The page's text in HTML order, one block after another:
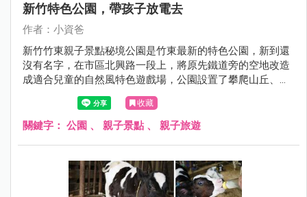
新竹特色公園，帶孩子放電去
作者：小資爸
新竹竹東親子景點秘境公園是竹東最新的特色公園，新到還
沒有名字，在市區北興路一段上，將原先鐵道旁的空地改造
成適合兒童的自然風特色遊戲場，公園設置了攀爬山丘、水
管涵洞山丘、木質跳樁、蝴蝶形攀爬架、闖關遊戲組、滾輪
溜滑梯、旋轉杯、鳥巢鞦韆跟圓盤鞦韆等設施，孩子們可以
在公園裡光著腳自由奔跑，爬上山丘再滑下來，讓閒置的空
收藏
關鍵字： 公園 、 親子景點 、 親子旅遊